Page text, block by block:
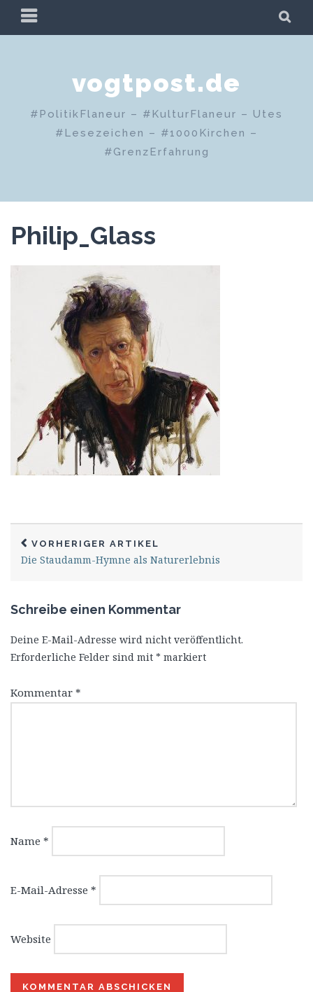
Zum
PRIMÄRES
MENÜ
vogtpost.de
#PolitikFlaneur – #KulturFlaneur – Utes
#Lesezeichen – #1000Kirchen –
#GrenzErfahrung
Philip_Glass
VORHERIGER ARTIKEL
Die Staudamm-Hymne als Naturerlebnis
Schreibe einen Kommentar
Deine E-Mail-Adresse wird nicht veröffentlicht.
Erforderliche Felder sind mit * markiert
Kommentar *
Name *
E-Mail-Adresse *
Website